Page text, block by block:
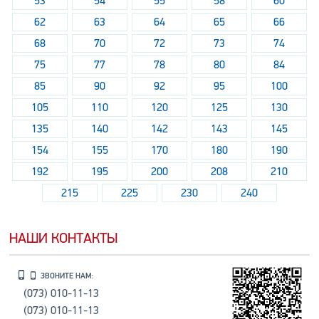
62
63 64 65
66
68
70 72 73
74
75
77 78 80
84
85
90 92 95
100
105
110 120 125
130
135
140 142 143
145
154
155 170 180
190
192
195 200 208
210
215
225 230 240
НАШИ КОНТАКТЫ
ЗВОНИТЕ НАМ:
(073) 010-11-13
(073) 010-11-13